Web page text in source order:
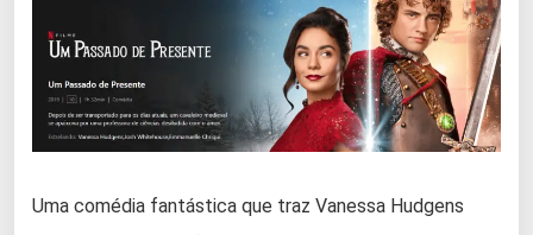
Uma comédia fantástica que traz Vanessa Hudgens